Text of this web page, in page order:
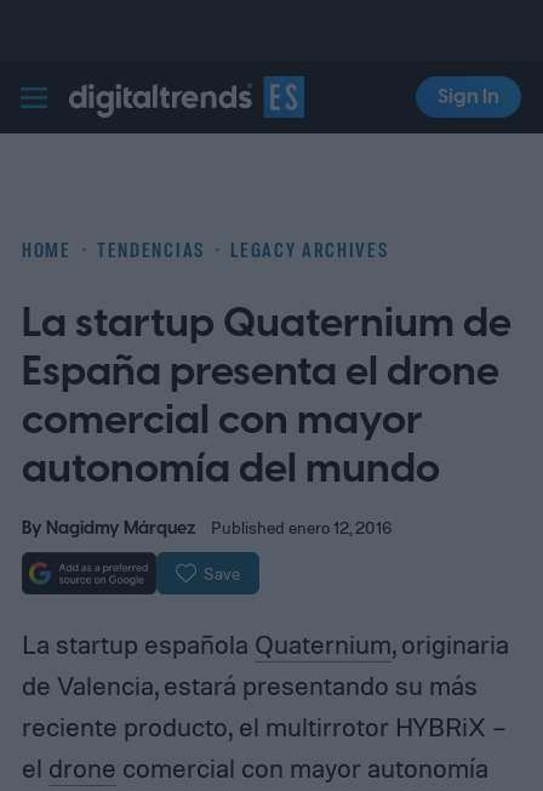
Digital Trends Español
Sign In
HOME TENDENCIAS LEGACY ARCHIVES
La startup Quaternium de
España presenta el drone
comercial con mayor
autonomía del mundo
By Nagidmy Márquez Published enero 12, 2016
Save
La startup española Quaternium, originaria
de Valencia, estará presentando su más
reciente producto, el multirrotor HYBRiX –
el drone comercial con mayor autonomía